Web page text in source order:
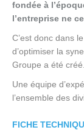
fondée à
l’entreprise ne
C’est donc dans
d’optimiser la
Groupe a été créé.
Une équipe
l’ensemble des
FICHE